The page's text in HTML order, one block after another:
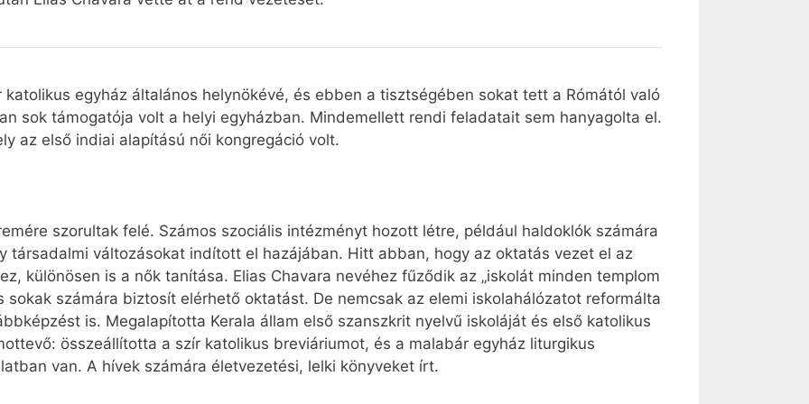
egyház általános helynökévé, és ebben a tisztségében sokat tett a Rómától való
sok támogatója volt a helyi egyházban. Mindemellett rendi feladatait sem hanyagolta el.
az első indiai alapítású női kongregáció volt.
szorultak felé. Számos szociális intézményt hozott létre, például haldoklók számára
társadalmi változásokat indított el hazájában. Hitt abban, hogy az oktatás vezet el az
különösen is a nők tanítása. Elias Chavara nevéhez fűződik az „iskolát minden templom
sokak számára biztosít elérhető oktatást. De nemcsak az elemi iskolahálózatot reformálta
is. Megalapította Kerala állam első szanszkrit nyelvű iskoláját és első katolikus
összeállította a szír katolikus breviáriumot, és a malabár egyház liturgikus
van. A hívek számára életvezetési, lelki könyveket írt.